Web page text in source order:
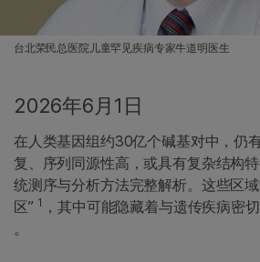
台北荣民总医院儿童罕见疾病专家牛道明医生
2026年6月1日
在人类基因组约30亿个碱基对中，仍
复、序列同源性高，或具有复杂结构
统测序与分析方法完整解析。这些区
区” 1 ，其中可能隐藏着与遗传疾病密
。